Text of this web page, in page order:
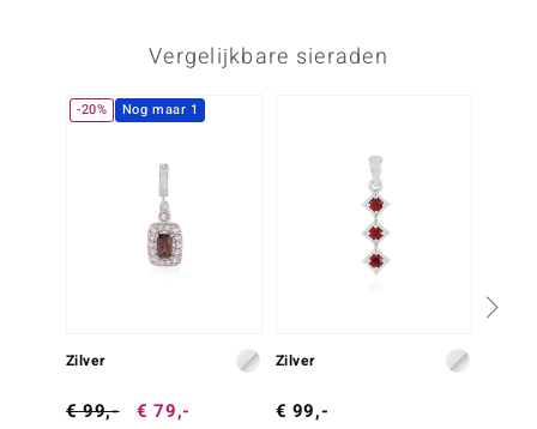
Collection
Vergelijkbare sieraden
-20% Nog maar 1
Zilver
€ 99,- € 79,-
Zilver
€ 99,-